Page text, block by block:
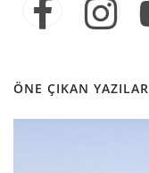
ÖNE ÇIKAN YAZILAR